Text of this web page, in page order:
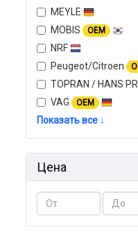
MEYLE
MOBIS
OEM
NRF
Peugeot/Citroen
TOPRAN / HANS
VAG
OEM
Показать все ↓
Цена